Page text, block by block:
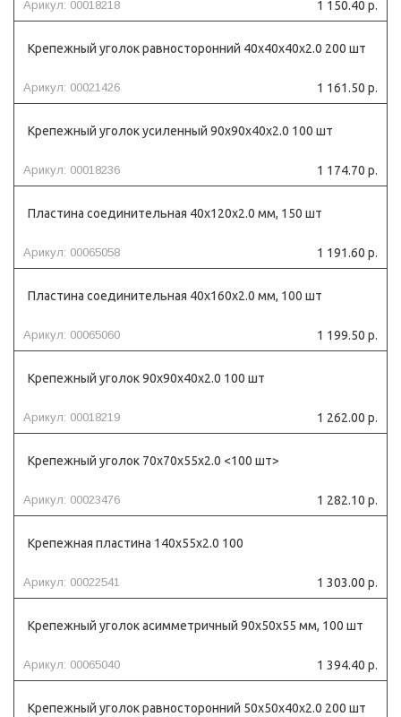
Арикул: 00018218 1 150.40 р.
Крепежный уголок равносторонний 40х40х40х2.0 200 шт
Арикул: 00021426 1 161.50 р.
Крепежный уголок усиленный 90х90х40х2.0 100 шт
Арикул: 00018236 1 174.70 р.
Пластина соединительная 40х120х2.0 мм, 150 шт
Арикул: 00065058 1 191.60 р.
Пластина соединительная 40х160х2.0 мм, 100 шт
Арикул: 00065060 1 199.50 р.
Крепежный уголок 90х90х40х2.0 100 шт
Арикул: 00018219 1 262.00 р.
Крепежный уголок 70х70х55х2.0 <100 шт>
Арикул: 00023476 1 282.10 р.
Крепежная пластина 140х55х2.0 100
Арикул: 00022541 1 303.00 р.
Крепежный уголок асимметричный 90х50х55 мм, 100 шт
Арикул: 00065040 1 394.40 р.
Крепежный уголок равносторонний 50х50х40х2.0 200 шт